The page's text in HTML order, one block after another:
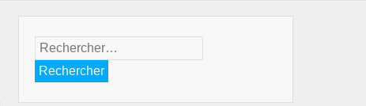
Rechercher :